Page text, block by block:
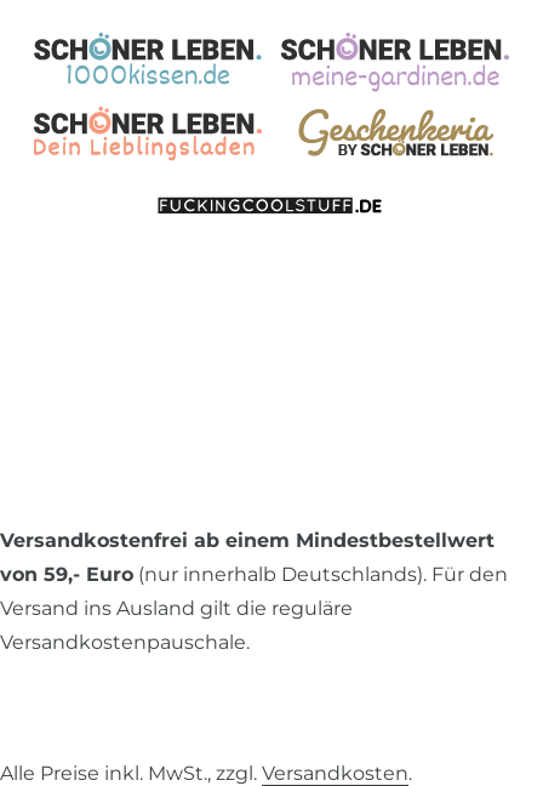
Versandkostenfrei ab einem Mindestbestellwert
von 59,- Euro (nur innerhalb Deutschlands). Für den
Versand ins Ausland gilt die reguläre
Versandkostenpauschale.
Alle Preise inkl. MwSt., zzgl. Versandkosten.